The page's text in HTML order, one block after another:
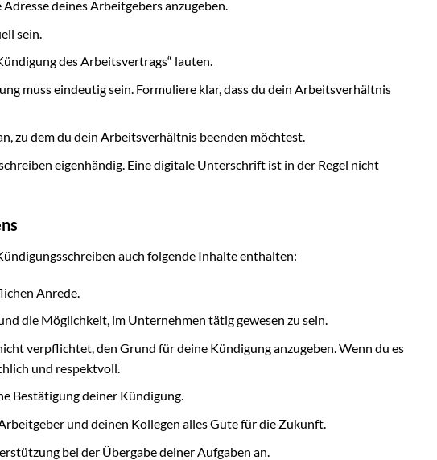
deines Arbeitgebers anzugeben.
sein.
des Arbeitsvertrags“ lauten.
muss eindeutig sein. Formuliere klar, dass du dein Arbeitsverhältnis
zu dem du dein Arbeitsverhältnis beenden möchtest.
eigenhändig. Eine digitale Unterschrift ist in der Regel nicht
auch folgende Inhalte enthalten:
Anrede.
die Möglichkeit, im Unternehmen tätig gewesen zu sein.
verpflichtet, den Grund für deine Kündigung anzugeben. Wenn du es
und respektvoll.
Bestätigung deiner Kündigung.
und deinen Kollegen alles Gute für die Zukunft.
bei der Übergabe deiner Aufgaben an.